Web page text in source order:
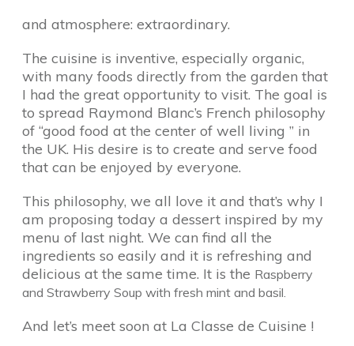
and atmosphere: extraordinary.
The cuisine is inventive, especially organic,
with many foods directly from the garden that
I had the great opportunity to visit. The goal is
to spread Raymond Blanc’s French philosophy
of “good food at the center of well living ” in
the UK. His desire is to create and serve food
that can be enjoyed by everyone.
This philosophy, we all love it and that’s why I
am proposing today a dessert inspired by my
menu of last night. We can find all the
ingredients so easily and it is refreshing and
delicious at the same time. It is the Raspberry
and Strawberry Soup with fresh mint and basil.
And let’s meet soon at La Classe de Cuisine !